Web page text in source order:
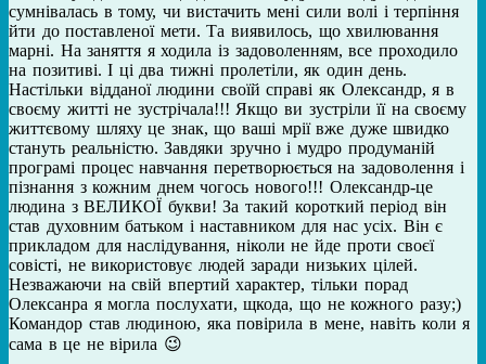
сумнівалась в тому, чи вистачить мені сили волі і терпіння
йти до поставленої мети. Та виявилось, що хвилювання
марні. На заняття я ходила із задоволенням, все проходило
на позитиві. І ці два тижні пролетіли, як один день.
Настільки відданої людини своїй справі як Олександр, я в
своєму житті не зустрічала!!! Якщо ви зустріли її на своєму
життєвому шляху це знак, що ваші мрії вже дуже швидко
стануть реальністю. Завдяки зручно і мудро продуманій
програмі процес навчання перетворюється на задоволення і
пізнання з кожним днем чогось нового!!! Олександр-це
людина з ВЕЛИКОЇ букви! За такий короткий період він
став духовним батьком і наставником для нас усіх. Він є
прикладом для наслідування, ніколи не йде проти своєї
совісті, не використовує людей заради низьких цілей.
Незважаючи на свій впертий характер, тільки порад
Олексанра я могла послухати, щкода, що не кожного разу;)
Командор став людиною, яка повірила в мене, навіть коли я
сама в це не вірила 😉